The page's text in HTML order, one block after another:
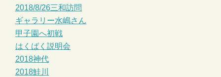
2018/8/26三和訪問
ギャラリー水嶋さん
甲子園へ初戦
はくばく説明会
2018神代
2018鮭川